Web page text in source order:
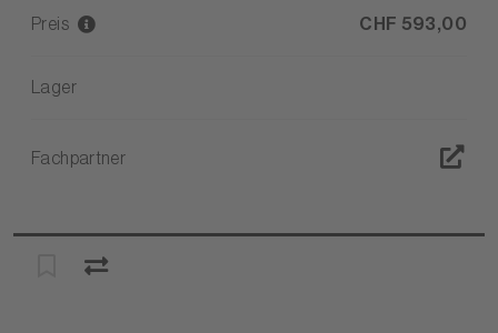
Preis CHF 593,00
Lager
Fachpartner